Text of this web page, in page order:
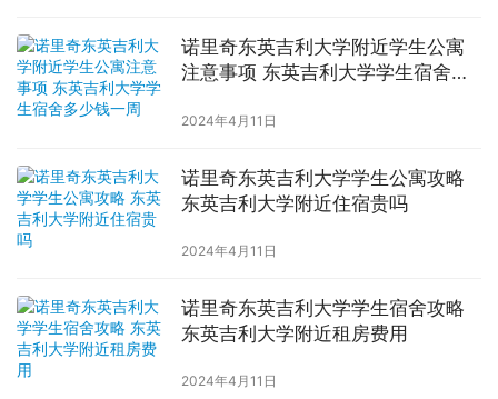
诺里奇东英吉利大学附近学生公寓
注意事项 东英吉利大学学生宿舍多
2024年4月11日
诺里奇东英吉利大学学生公寓攻略
东英吉利大学附近住宿贵吗
2024年4月11日
诺里奇东英吉利大学学生宿舍攻略
东英吉利大学附近租房费用
2024年4月11日